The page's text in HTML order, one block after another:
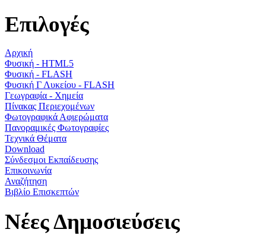
Επιλογές
Αρχική
Φυσική - HTML5
Φυσική - FLASH
Φυσική Γ Λυκείου - FLASH
Γεωγραφία - Χημεία
Πίνακας Περιεχομένων
Φωτογραφικά Αφιερώματα
Πανοραμικές Φωτογραφίες
Τεχνικά Θέματα
Download
Σύνδεσμοι Εκπαίδευσης
Επικοινωνία
Αναζήτηση
Βιβλίο Επισκεπτών
Νέες Δημοσιεύσεις